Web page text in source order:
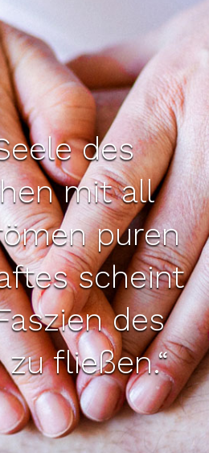
des
mit all
puren
scheint
des
fließen.“